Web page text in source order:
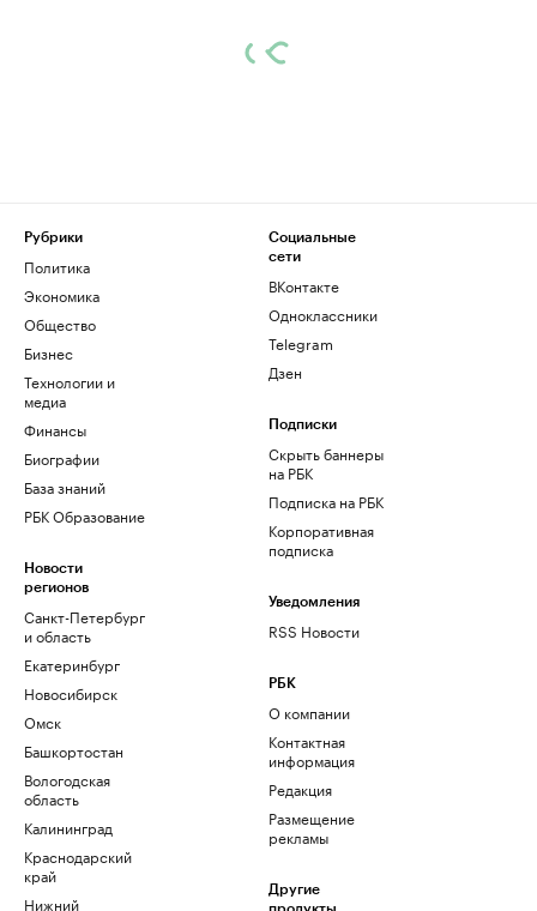
Рубрики
Политика
Экономика
Общество
Бизнес
Технологии и
медиа
Финансы
Биографии
База знаний
РБК Образование
Новости
регионов
Санкт-Петербург
и область
Екатеринбург
Новосибирск
Омск
Башкортостан
Вологодская
область
Калининград
Краснодарский
край
Нижний
Социальные
сети
ВКонтакте
Одноклассники
Telegram
Дзен
Подписки
Скрыть баннеры
на РБК
Подписка на РБК
Корпоративная
подписка
Уведомления
RSS Новости
РБК
О компании
Контактная
информация
Редакция
Размещение
рекламы
Другие